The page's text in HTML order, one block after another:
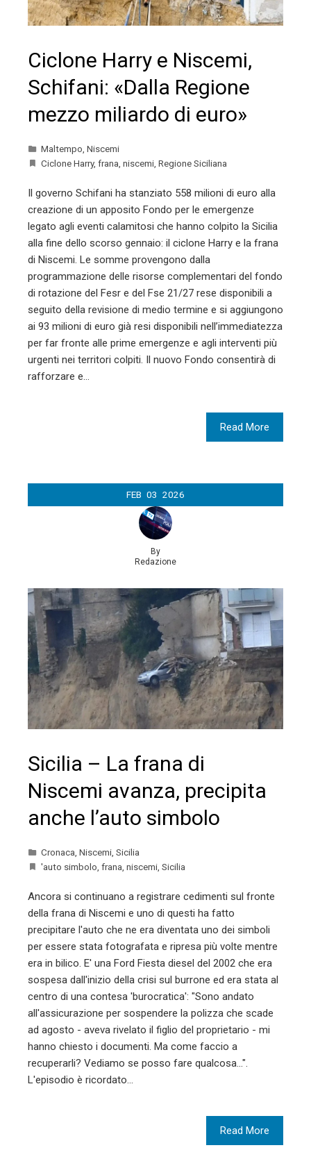
Ciclone Harry e Niscemi,
Schifani: «Dalla Regione
mezzo miliardo di euro»
Maltempo Niscemi
Ciclone Harry, frana niscemi Regione Siciliana
Il governo Schifani ha stanziato 558 milioni di euro alla
creazione di un apposito Fondo per le emergenze
legato agli eventi calamitosi che hanno colpito la Sicilia
alla fine dello scorso gennaio: il ciclone Harry e la frana
di Niscemi. Le somme provengono dalla
programmazione delle risorse complementari del fondo
di rotazione del Fesr e del Fse 21/27 rese disponibili a
seguito della revisione di medio termine e si aggiungono
ai 93 milioni di euro già resi disponibili nell’immediatezza
per far fronte alle prime emergenze e agli interventi più
urgenti nei territori colpiti. Il nuovo Fondo consentirà di
rafforzare e…
Read More
FEB 03 2026
By
Redazione
Sicilia – La frana di
Niscemi avanza, precipita
anche l’auto simbolo
Cronaca Niscemi Sicilia
'auto simbolo frana niscemi Sicilia
Ancora si continuano a registrare cedimenti sul fronte
della frana di Niscemi e uno di questi ha fatto
precipitare l'auto che ne era diventata uno dei simboli
per essere stata fotografata e ripresa più volte mentre
era in bilico. E' una Ford Fiesta diesel del 2002 che era
sospesa dall'inizio della crisi sul burrone ed era stata al
centro di una contesa 'burocratica': "Sono andato
all'assicurazione per sospendere la polizza che scade
ad agosto - aveva rivelato il figlio del proprietario - mi
hanno chiesto i documenti. Ma come faccio a
recuperarli? Vediamo se posso fare qualcosa...".
L'episodio è ricordato…
Read More